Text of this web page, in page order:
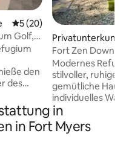
Durchschnittliche
5 (20)
Golf,
den
des
–
Privatunterkunft
Fort Zen
Modernes
stilvoller, ruhiger
gemütliche Haus
individuelles
Badezimmer im
elegante Küche
Genießen Sie
in
in Fort Myers